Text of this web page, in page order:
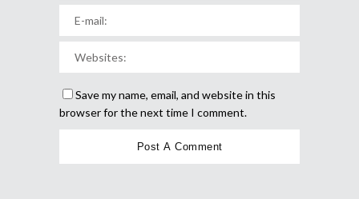
Save my name, email, and website in this
browser for the next time I comment.